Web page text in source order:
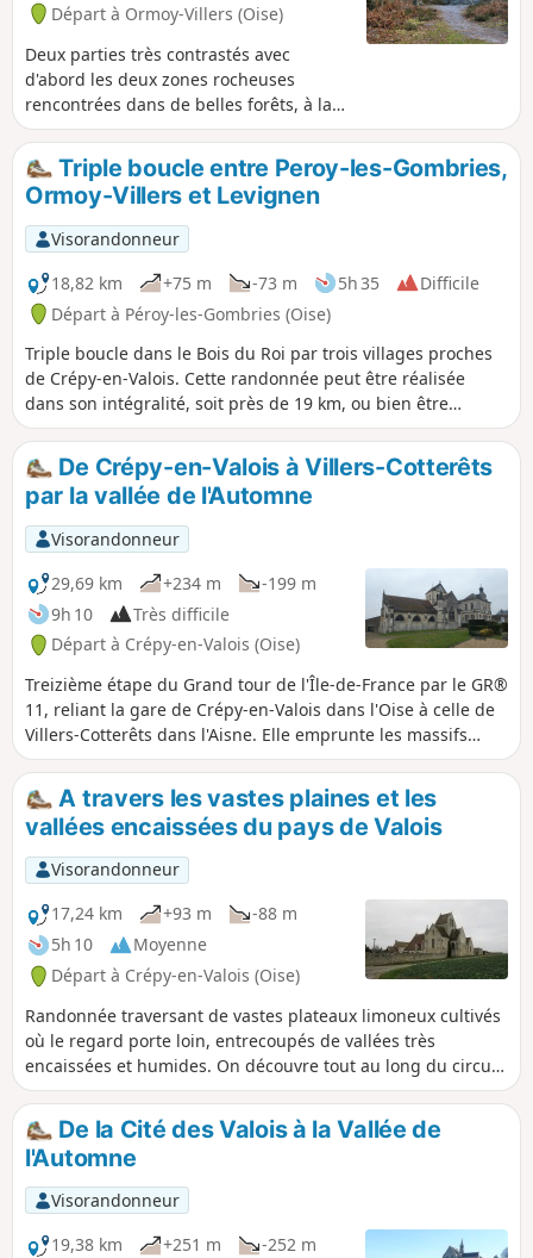
Départ à Ormoy-Villers (Oise)
Deux parties très contrastés avec
d'abord les deux zones rocheuses
rencontrées dans de belles forêts, à la
Pierre du Coq, puis la Pierre Glissoire.
Deux beaux châteaux qu'on atteint par
les champs cultivés : celui de la Grande
Ferme à Droizelles et celui de Vertigny,
lieu historique important. Peu de
dénivelé, chemins très faciles, même
par temps humide. Facilité de raccourcir
de presque 4 km.
Triple boucle entre Peroy-les-Gombries,
Ormoy-Villers et Levignen
Visorandonneur
18,82 km
+75 m -73 m 5h 35
Difficile
Départ à Péroy-les-Gombries (Oise)
Triple boucle dans le Bois du Roi par trois villages proches
de Crépy-en-Valois. Cette randonnée peut être réalisée
dans son intégralité, soit près de 19 km, ou bien être
déclinée en circuits de 15 ou 10 km seulement.
De Crépy-en-Valois à Villers-Cotterêts
par la vallée de l'Automne
Visorandonneur
29,69 km
+234 m
-199 m
9h 10
Très difficile
Départ à Crépy-en-Valois (Oise)
Treizième étape du Grand tour de l'Île-de-France par le GR®
11, reliant la gare de Crépy-en-Valois dans l'Oise à celle de
Villers-Cotterêts dans l'Aisne. Elle emprunte les massifs
boisés séparant ces deux villes ainsi qu'une partie de la
vallée de la rivière Automne qu'elle remonte sur plusieurs
kilomètres, à la limite des départements de l'Oise et de
l'Aisne.
A travers les vastes plaines et les
vallées encaissées du pays de Valois
Visorandonneur
17,24 km
+93 m
-88 m
5h 10
Moyenne
Départ à Crépy-en-Valois (Oise)
Randonnée traversant de vastes plateaux limoneux cultivés
où le regard porte loin, entrecoupés de vallées très
encaissées et humides. On découvre tout au long du circuit
des villages aux églises remarquables.
De la Cité des Valois à la Vallée de
l'Automne
Visorandonneur
19,38 km
+251 m
-252 m